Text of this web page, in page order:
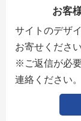
お客
サイトのデザ
お寄せください
※ご返信が必
連絡ください。